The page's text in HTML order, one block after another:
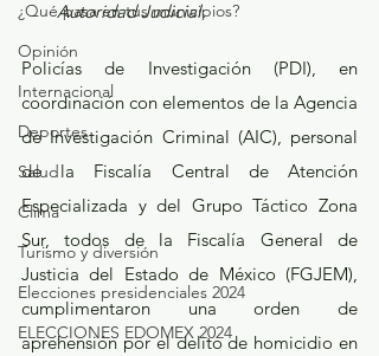
¿Qué pasa en tus municipios?
Opinión
Internacional
Deportes
Salud
Clima
Turismo y diversión
Elecciones presidenciales 2024
ELECCIONES EDOMEX 2024
Autoridad Judicial.
Policías de Investigación (PDI), en
coordinación con elementos de la Agencia
de Investigación Criminal (AIC), personal
de la Fiscalía Central de Atención
Especializada y del Grupo Táctico Zona
Sur, todos de la Fiscalía General de
Justicia del Estado de México (FGJEM),
cumplimentaron una orden de
aprehensión por el delito de homicidio en